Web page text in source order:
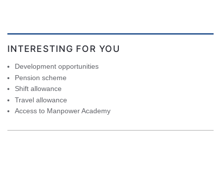
INTERESTING FOR YOU
Development opportunities
Pension scheme
Shift allowance
Travel allowance
Access to Manpower Academy